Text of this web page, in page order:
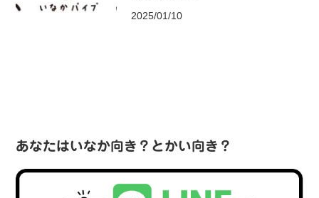
2025/01/10
あなたはいなか向き？とかい向き？